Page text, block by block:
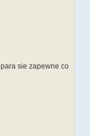
sie zapewne co